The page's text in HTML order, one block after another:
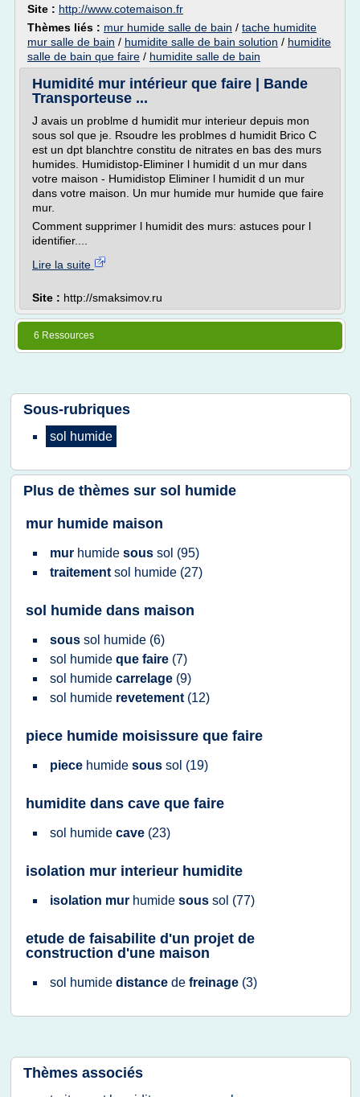
Site : http://www.cotemaison.fr
Thèmes liés : mur humide salle de bain / tache humidite
mur salle de bain / humidite salle de bain solution / humidite
salle de bain que faire / humidite salle de bain
Humidité mur intérieur que faire | Bande
Transporteuse ...
J avais un problme d humidit mur interieur depuis mon
sous sol que je. Rsoudre les problmes d humidit Brico C
est un dpt blanchtre constitu de nitrates en bas des murs
humides. Humidistop-Eliminer l humidit d un mur dans
votre maison - Humidistop Eliminer l humidit d un mur
dans votre maison. Un mur humide mur humide que faire
mur.
Comment supprimer l humidit des murs: astuces pour l
identifier....
Lire la suite
Site : http://smaksimov.ru
6 Ressources
Sous-rubriques
sol humide
Plus de thèmes sur sol humide
mur humide maison
mur humide sous sol (95)
traitement sol humide (27)
sol humide dans maison
sous sol humide (6)
sol humide que faire (7)
sol humide carrelage (9)
sol humide revetement (12)
piece humide moisissure que faire
piece humide sous sol (19)
humidite dans cave que faire
sol humide cave (23)
isolation mur interieur humidite
isolation mur humide sous sol (77)
etude de faisabilite d'un projet de
construction d'une maison
sol humide distance de freinage (3)
Thèmes associés